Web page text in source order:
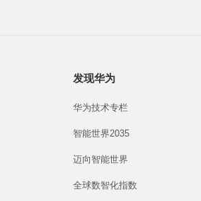
发现华为
华为技术专栏
智能世界2035
迈向智能世界
全球数智化指数